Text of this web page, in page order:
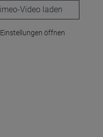
laden
Einstellungen öffnen